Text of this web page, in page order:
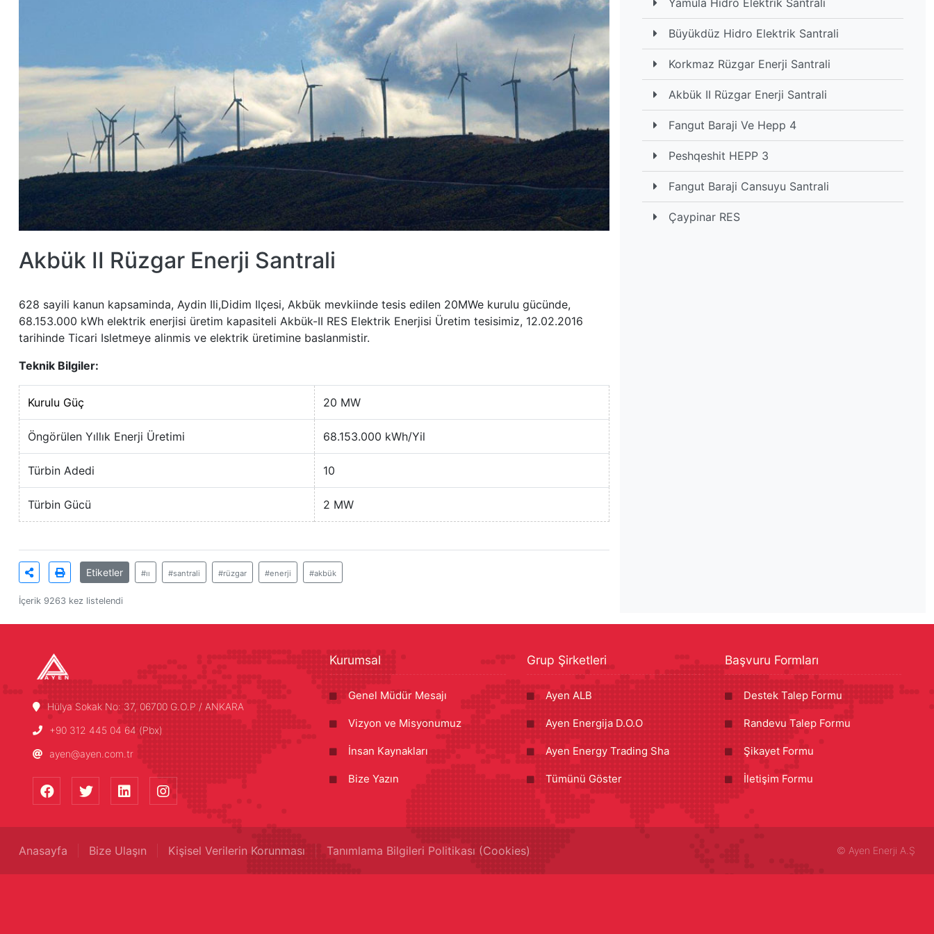
Akbük II Rüzgar Enerji Santrali
628 sayili kanun kapsaminda, Aydin Ili,Didim Ilçesi, Akbük mevkiinde tesis edilen 20MWe kurulu gücünde,
68.153.000 kWh elektrik enerjisi üretim kapasiteli Akbük-II RES Elektrik Enerjisi Üretim tesisimiz, 12.02.2016
tarihinde Ticari Isletmeye alinmis ve elektrik üretimine baslanmistir.
Teknik Bilgiler:
Kurulu Güç 20 MW
Öngörülen Yıllık Enerji Üretimi 68.153.000 kWh/Yil
Türbin Adedi 10
Türbin Gücü 2 MW
Etiketler #ıı #santrali #rüzgar #enerji #akbük
İçerik 9263 kez listelendi
Yamula Hidro Elektrik Santrali
Büyükdüz Hidro Elektrik Santrali
Korkmaz Rüzgar Enerji Santrali
Akbük II Rüzgar Enerji Santrali
Fangut Baraji Ve Hepp 4
Peshqeshit HEPP 3
Fangut Baraji Cansuyu Santrali
Çaypinar RES
Hülya Sokak No: 37, 06700 G.O.P / ANKARA
+90 312 445 04 64 (Pbx)
ayen@ayen.com.tr
Kurumsal
Genel Müdür Mesajı
Vizyon ve Misyonumuz
İnsan Kaynakları
Bize Yazın
Grup Şirketleri
Ayen ALB
Ayen Energija D.O.O
Ayen Energy Trading Sha
Tümünü Göster
Başvuru Formları
Destek Talep Formu
Randevu Talep Formu
Şikayet Formu
İletişim Formu
Anasayfa Bize Ulaşın Kişisel Verilerin Korunması Tanımlama Bilgileri Politikası (Cookies) © Ayen Enerji A.Ş